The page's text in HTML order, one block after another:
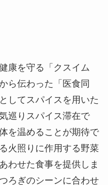
を温めることが期待で
火照りに作用する野菜
わせた食事を提供しま
ろぎのシーンに合わせ
の恵みを取り入れま
ー